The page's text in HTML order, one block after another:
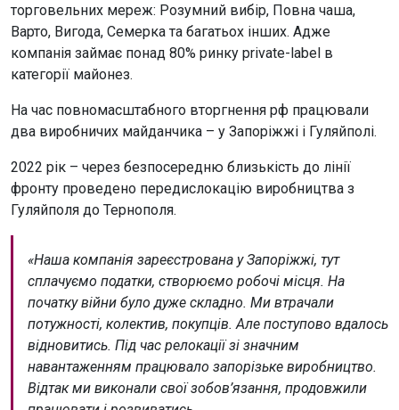
торговельних мереж: Розумний вибір, Повна чаша,
Варто, Вигода, Семерка та багатьох інших. Адже
компанія займає понад 80% ринку private-label в
категорії майонез.
На час повномасштабного вторгнення рф працювали
два виробничих майданчика – у Запоріжжі і Гуляйполі.
2022 рік – через безпосередню близькість до лінії
фронту проведено передислокацію виробництва з
Гуляйполя до Тернополя.
«Наша компанія зареєстрована у Запоріжжі, тут
сплачуємо податки, створюємо робочі місця. На
початку війни було дуже складно. Ми втрачали
потужності, колектив, покупців. Але поступово вдалось
відновитись. Під час релокації зі значним
навантаженням працювало запорізьке виробництво.
Відтак ми виконали свої зобов’язання, продовжили